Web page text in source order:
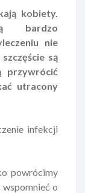
kobiety.
bardzo
nie
są
przywrócić
utracony
infekcji
powrócimy
o